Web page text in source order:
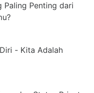
Paling Penting dari
- Kita Adalah